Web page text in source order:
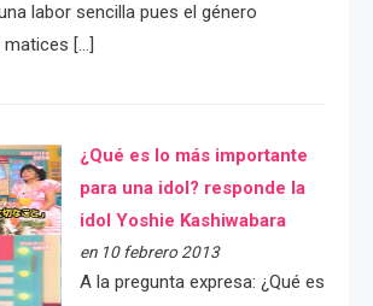
labor sencilla pues el género
[…]
¿Qué es lo más importante
para una idol? responde la
idol Yoshie Kashiwabara
en 10 febrero 2013
A la pregunta expresa: ¿Qué es